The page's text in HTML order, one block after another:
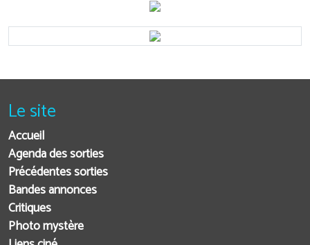
Le site
Accueil
Agenda des sorties
Précédentes sorties
Bandes annonces
Critiques
Photo mystère